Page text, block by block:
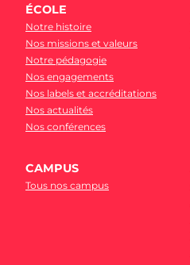
ÉCOLE
Notre histoire
Nos missions et valeurs
Notre pédagogie
Nos engagements
Nos labels et accréditations
Nos actualités
Nos conférences
CAMPUS
Tous nos campus